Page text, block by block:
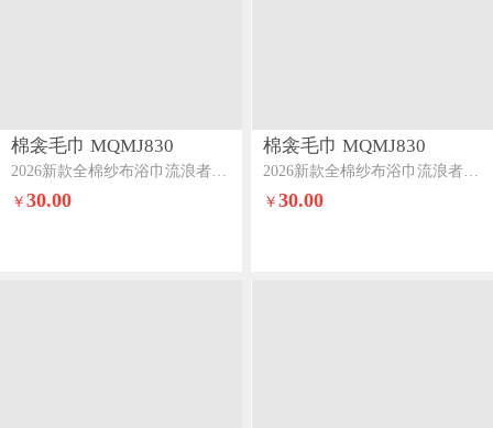
棉衾毛巾 MQMJ830
2026新款全棉纱布浴巾流浪者系列流苏款玩偶
￥30.00
棉衾毛巾 MQMJ830
2026新款全棉纱布浴巾流浪者系列流苏款美洲原住民
￥ 30.00